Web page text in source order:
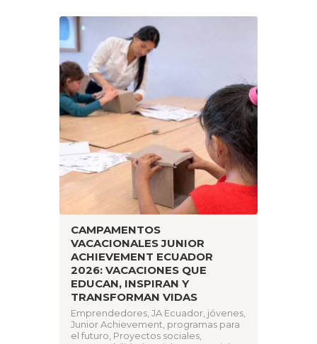
CAMPAMENTOS
VACACIONALES JUNIOR
ACHIEVEMENT ECUADOR
2026: VACACIONES QUE
EDUCAN, INSPIRAN Y
TRANSFORMAN VIDAS
Emprendedores ,JA Ecuador jóvenes
Junior Achievement programas para
el futuro Proyectos sociales